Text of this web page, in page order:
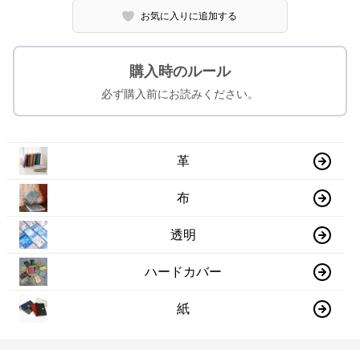
お気に入りに追加する
購入時のルール
必ず購入前にお読みください。
革
布
透明
ハードカバー
紙